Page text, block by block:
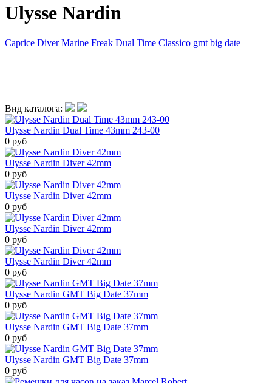
Ulysse Nardin
Caprice Diver Marine Freak Dual Time Classico gmt big date
Вид каталога:
Ulysse Nardin Dual Time 43mm 243-00
0 руб
Ulysse Nardin Diver 42mm
0 руб
Ulysse Nardin Diver 42mm
0 руб
Ulysse Nardin Diver 42mm
0 руб
Ulysse Nardin Diver 42mm
0 руб
Ulysse Nardin GMT Big Date 37mm
0 руб
Ulysse Nardin GMT Big Date 37mm
0 руб
Ulysse Nardin GMT Big Date 37mm
0 руб